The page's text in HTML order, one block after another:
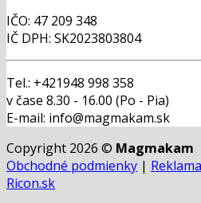
IČO: 47 209 348
IČ DPH: SK2023803804
Tel.: +421948 998 358
v čase 8.30 - 16.00 (Po - Pia)
E-mail: info@magmakam.sk
Copyright 2026 © Magmakam
Obchodné podmienky |
Ricon.sk